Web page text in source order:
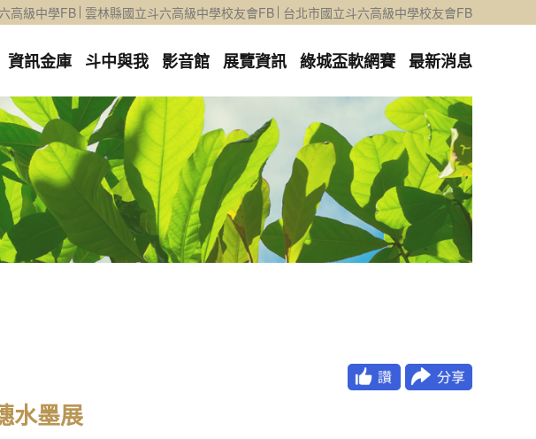
高級中學FB 雲林縣國立斗六高級中學校友會FB 台北市國立斗六高級中學校友會FB
資訊金庫 斗中與我 影音館 展覽資訊 綠城盃軟網賽 最新消息
水墨展